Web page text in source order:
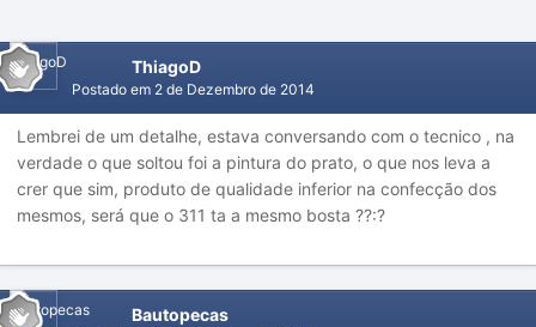
ThiagoD
Postado em 2 de Dezembro de 2014
Lembrei de um detalhe, estava conversando com o tecnico , na
verdade o que soltou foi a pintura do prato, o que nos leva a
crer que sim, produto de qualidade inferior na confecção dos
mesmos, será que o 311 ta a mesmo bosta ??:?
Bautopecas